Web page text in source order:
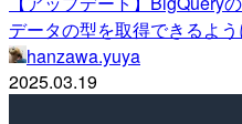
データの型を取得できるよ
hanzawa.yuya
2025.03.19